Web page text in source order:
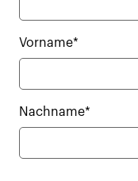
Vorname*
Nachname*